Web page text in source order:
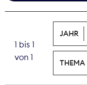
1 bis 1
von 1
JAHR
THEMA